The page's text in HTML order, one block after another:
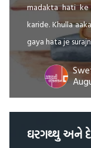
madakta hati
karide. Khulla
gaya hata je